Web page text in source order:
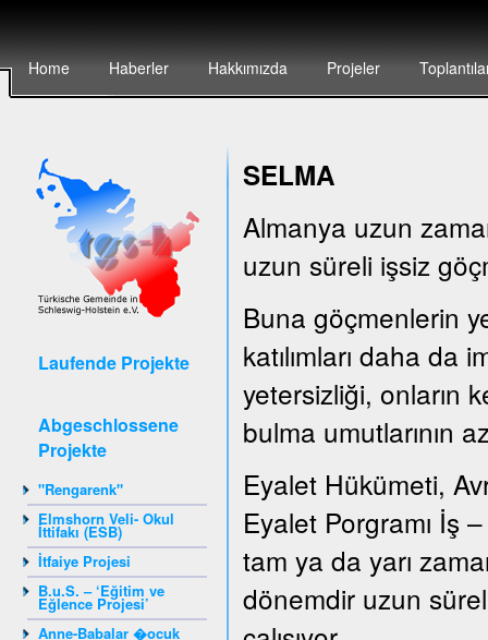
Home Haberler Hakkımızda Projeler
Laufende Projekte
Abgeschlossene
Projekte
"Rengarenk"
Elmshorn Veli- Okul
İttifakı (ESB)
İtfaiye Projesi
B.u.S. – ‘Eğitim ve
Eğlence Projesi’
Anne-Babalar �ocuk
SELMA
Almanya uzun
uzun süreli işsiz
Buna göçmenlerin
katılımları daha da
yetersizliği, onların
bulma umutlarının
Eyalet Hükümeti,
Eyalet Porgramı İş
tam ya da yarı
dönemdir uzun